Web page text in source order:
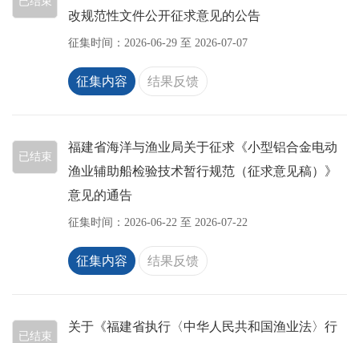
改规范性文件公开征求意见的公告
征集时间： 2026-06-29 至 2026-07-07
征集内容 结果反馈
已结束
福建省海洋与渔业局关于征求《小型铝合金电动
渔业辅助船检验技术暂行规范（征求意见稿）》
意见的通告
征集时间： 2026-06-22 至 2026-07-22
征集内容 结果反馈
已结束
关于《福建省执行〈中华人民共和国渔业法〉行